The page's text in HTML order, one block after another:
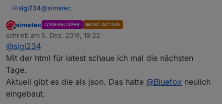
sigi234@simatec
Ja, Danke hab ich schon gemacht.
backup found by start?
Andere Frage, kann ich den DP HTML löschen? Wird
Offline
simatec DEVELOPER MOST ACTIVE
schrieb am 5. Dez. 2019, 19:22
zuletzt editiert von
@sigi234
Mit der html für latest schaue ich mal die nächsten
Tage.
Aktuell gibt es die als json. Das hatte @Bluefox neulich
eingebaut.